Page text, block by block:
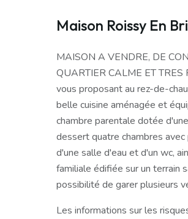
Maison Roissy En
MAISON A VENDRE, DE
QUARTIER CALME ET TRES
vous proposant au rez-de-
belle cuisine aménagée et
chambre parentale dotée
dessert quatre chambres
d'une salle d'eau et d'un wc,
familiale édifiée sur un terrain
possibilité de garer plusieurs
Les informations sur les